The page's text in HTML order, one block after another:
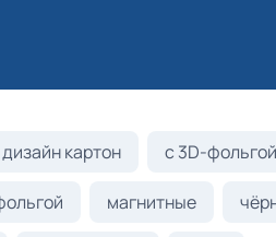
дизайн картон с 3D-фольгой
магнитные